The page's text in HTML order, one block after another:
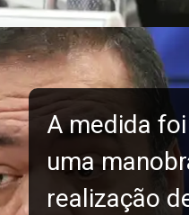
A medida
uma
realização